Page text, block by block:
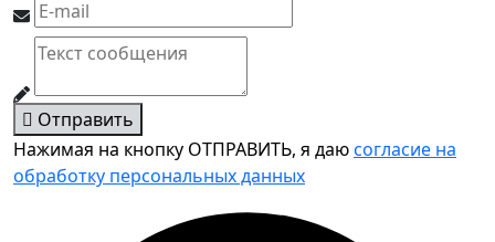
Отправить
Нажимая на кнопку ОТПРАВИТЬ, я даюсогласие на
обработку персональных данных